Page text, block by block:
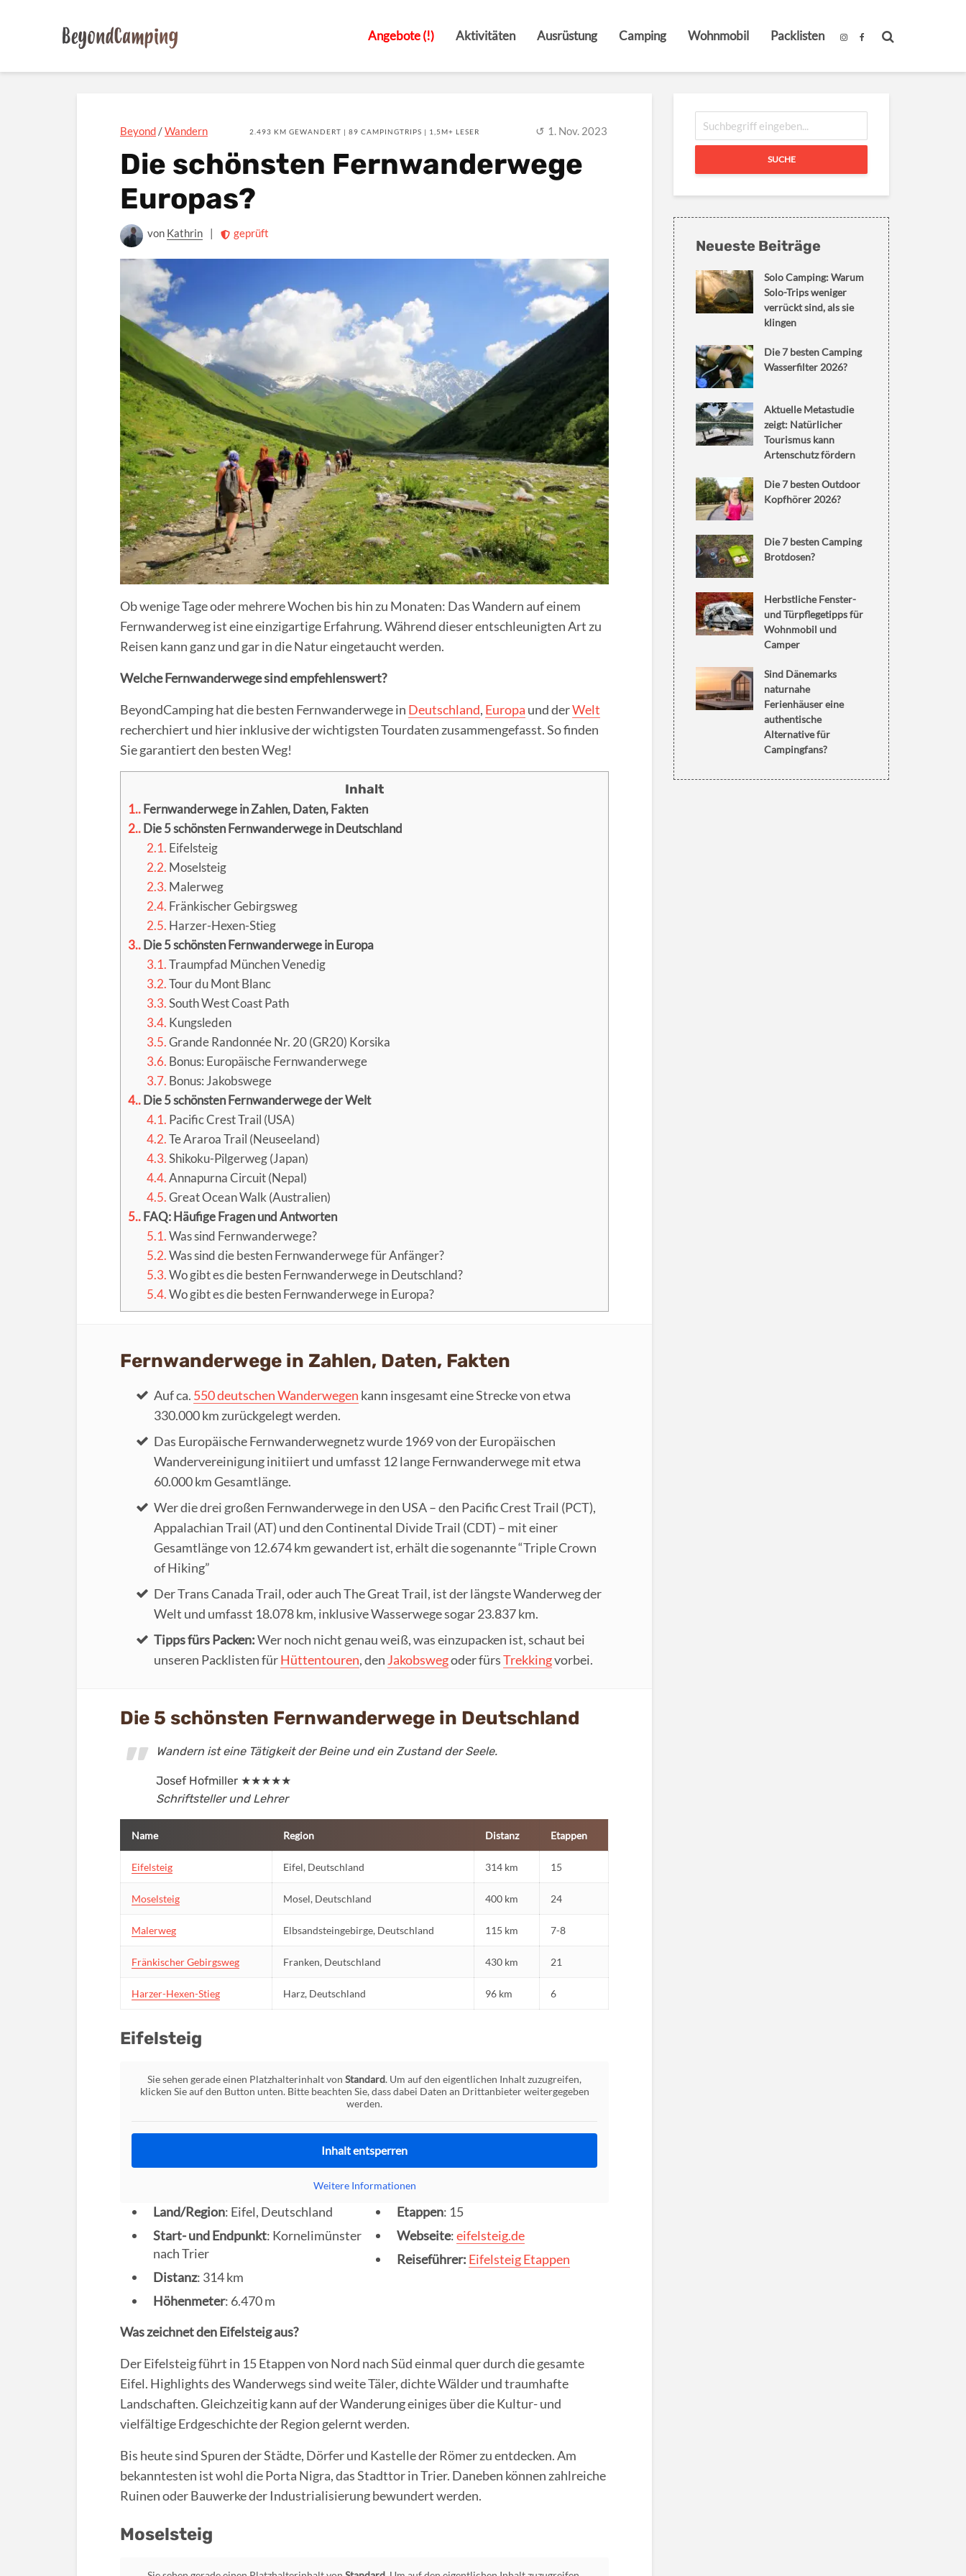
Angebote (!) Aktivitäten Ausrüstung Camping Wohnmobil Packlisten
Beyond /Wandern 2.493 KM GEWANDERT | 89 CAMPINGTRIPS | 1,5M+ LESER 1. Nov. 2023
Die schönsten Fernwanderwege
Europas?
von Kathrin geprüft
Ob wenige Tage oder mehrere Wochen bis hin zu Monaten: Das Wandern auf einem
Fernwanderweg ist eine einzigartige Erfahrung. Während dieser entschleunigten Art zu
Reisen kann ganz und gar in die Natur eingetaucht werden.
Welche Fernwanderwege sind empfehlenswert?
BeyondCamping hat die besten Fernwanderwege in Deutschland, Europa und derWelt
recherchiert und hier inklusive der wichtigsten Tourdaten zusammengefasst. So finden
Sie garantiert den besten Weg!
1. Fernwanderwege in Zahlen, Daten, Fakten
2. Die 5 schönsten Fernwanderwege in Deutschland
2.1. Eifelsteig
2.2. Moselsteig
2.3. Malerweg
2.4. Fränkischer Gebirgsweg
2.5. Harzer-Hexen-Stieg
3. Die 5 schönsten Fernwanderwege in Europa
3.1.Traumpfad München Venedig
3.2.Tour du Mont Blanc
3.3.South West Coast Path
3.4. Kungsleden
3.5.Grande Randonnée Nr. 20 (GR20) Korsika
3.6. Bonus: Europäische Fernwanderwege
3.7. Bonus: Jakobswege
4. Die 5 schönsten Fernwanderwege der Welt
4.1. Pacific Crest Trail (USA)
4.2.Te Araroa Trail (Neuseeland)
4.3.Shikoku-Pilgerweg (Japan)
4.4.Annapurna Circuit (Nepal)
4.5.Great Ocean Walk (Australien)
5. FAQ: Häufige Fragen und Antworten
5.1.Was sind Fernwanderwege?
5.2.Was sind die besten Fernwanderwege für Anfänger?
5.3.Wo gibt es die besten Fernwanderwege in Deutschland?
5.4.Wo gibt es die besten Fernwanderwege in Europa?
Fernwanderwege in Zahlen, Daten, Fakten
Auf ca. 550 deutschen Wanderwegen kann insgesamt eine Strecke von etwa
330.000 km zurückgelegt werden.
Das Europäische Fernwanderwegnetz wurde 1969 von der Europäischen
Wandervereinigung initiiert und umfasst 12 lange Fernwanderwege mit etwa
60.000 km Gesamtlänge.
Wer die drei großen Fernwanderwege in den USA – den Pacific Crest Trail (PCT),
Appalachian Trail (AT) und den Continental Divide Trail (CDT) – mit einer
Gesamtlänge von 12.674 km gewandert ist, erhält die sogenannte “Triple Crown
of Hiking”
Der Trans Canada Trail, oder auch The Great Trail, ist der längste Wanderweg der
Welt und umfasst 18.078 km, inklusive Wasserwege sogar 23.837 km.
Tipps fürs Packen:Wer noch nicht genau weiß, was einzupacken ist, schaut bei
unseren Packlisten fürHüttentouren, denJakobswegoder fürsTrekkingvorbei.
Die 5 schönsten Fernwanderwege in Deutschland
Wandern ist eine Tätigkeit der Beine und ein Zustand der Seele.
Josef Hofmiller ★★★★★
Schriftsteller und Lehrer
Name Region Distanz Etappen
Eifelsteig Eifel, Deutschland 314 km 15
Moselsteig Mosel, Deutschland 400 km 24
Malerweg Elbsandsteingebirge, Deutschland 115 km 7-8
Fränkischer Gebirgsweg Franken, Deutschland 430 km 21
Harzer-Hexen-Stieg Harz, Deutschland 96 km 6
Eifelsteig
Sie sehen gerade einen Platzhalterinhalt von Standard. Um auf den eigentlichen Inhalt zuzugreifen,
klicken Sie auf den Button unten. Bitte beachten Sie, dass dabei Daten an Drittanbieter weitergegeben
werden.
Inhalt entsperren
Weitere Informationen
Land/Region: Eifel, Deutschland
Start- und Endpunkt: Kornelimünster
nach Trier
Distanz: 314 km
Höhenmeter: 6.470 m
Etappen: 15
Webseite:eifelsteig.de
Reiseführer: Eifelsteig Etappen
Was zeichnet den Eifelsteig aus?
Der Eifelsteig führt in 15 Etappen von Nord nach Süd einmal quer durch die gesamte
Eifel. Highlights des Wanderwegs sind weite Täler, dichte Wälder und traumhafte
Landschaften. Gleichzeitig kann auf der Wanderung einiges über die Kultur- und
vielfältige Erdgeschichte der Region gelernt werden.
Bis heute sind Spuren der Städte, Dörfer und Kastelle der Römer zu entdecken. Am
bekanntesten ist wohl die Porta Nigra, das Stadttor in Trier. Daneben können zahlreiche
Ruinen oder Bauwerke der Industrialisierung bewundert werden.
Moselsteig
SUCHE
Neueste Beiträge
Solo Camping: Warum
Solo-Trips weniger
verrückt sind, als sie
klingen
Die 7 besten Camping
Wasserfilter 2026?
Aktuelle Metastudie
zeigt: Natürlicher
Tourismus kann
Artenschutz fördern
Die 7 besten Outdoor
Kopfhörer 2026?
Die 7 besten Camping
Brotdosen?
Herbstliche Fenster-
und Türpflegetipps für
Wohnmobil und
Camper
Sind Dänemarks
naturnahe
Ferienhäuser eine
authentische
Alternative für
Campingfans?